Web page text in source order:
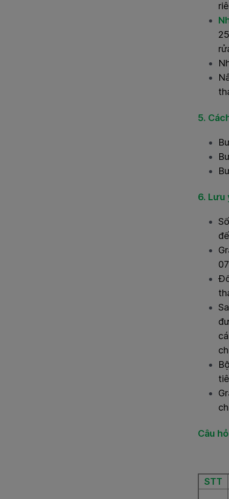
5.
6. Lưu
Câu
STT